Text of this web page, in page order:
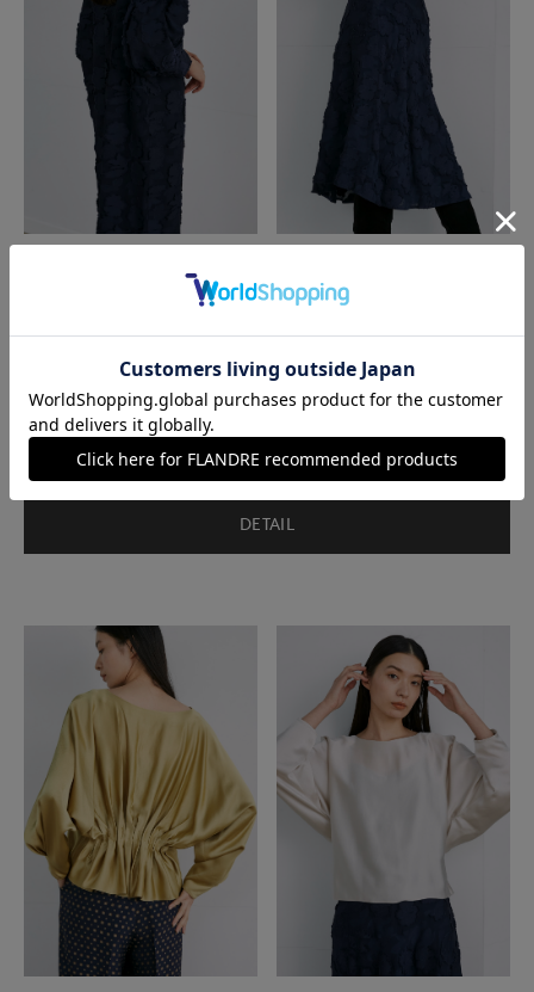
花柄ジャガードワンピース
DETAIL
花柄ジャガードスカート
￥46,960
DETAIL